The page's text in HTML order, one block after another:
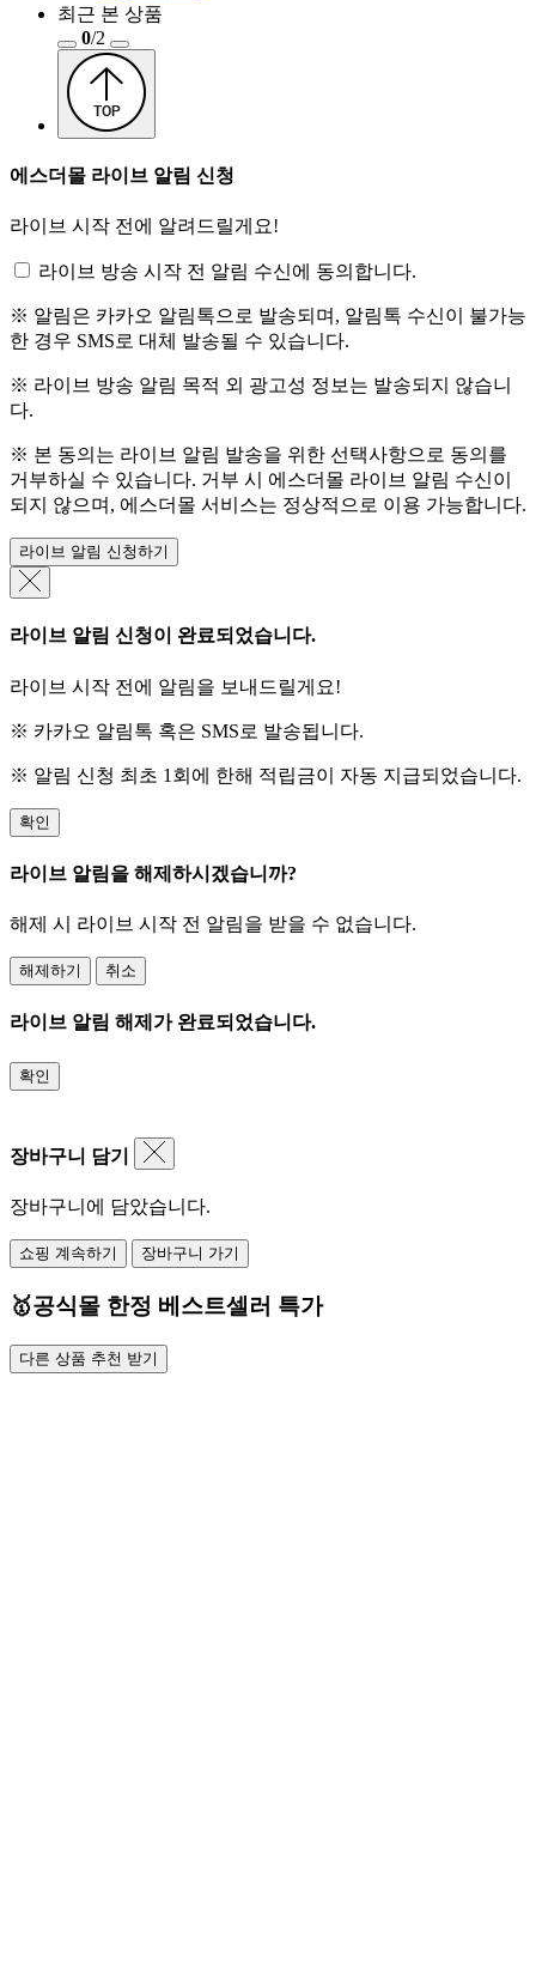
최근 본 상품
0/2
에스더몰 라이브 알림 신청
라이브 시작 전에 알려드릴게요!
라이브 방송 시작 전 알림 수신에 동의합니다.
※ 알림은 카카오 알림톡으로 발송되며, 알림톡 수신이 불가능
한 경우 SMS로 대체 발송될 수 있습니다.
※ 라이브 방송 알림 목적 외 광고성 정보는 발송되지 않습니
다.
※ 본 동의는 라이브 알림 발송을 위한 선택사항으로 동의를
거부하실 수 있습니다. 거부 시 에스더몰 라이브 알림 수신이
되지 않으며, 에스더몰 서비스는 정상적으로 이용 가능합니다.
라이브 알림 신청하기
라이브 알림 신청이 완료되었습니다.
라이브 시작 전에 알림을 보내드릴게요!
※ 카카오 알림톡 혹은 SMS로 발송됩니다.
※ 알림 신청 최초 1회에 한해 적립금이 자동 지급되었습니다.
확인
라이브 알림을 해제하시겠습니까?
해제 시 라이브 시작 전 알림을 받을 수 없습니다.
해제하기 취소
라이브 알림 해제가 완료되었습니다.
확인
장바구니 담기
장바구니에 담았습니다.
쇼핑 계속하기 장바구니 가기
🥇공식몰 한정 베스트셀러 특가
다른 상품 추천 받기